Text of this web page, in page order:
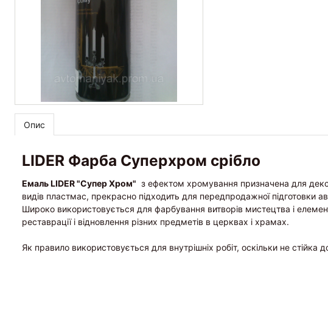
Опис
LIDER Фарба Суперхром срібло
Емаль LIDER "Супер Хром" з ефектом хромування призначена для
видів пластмас, прекрасно підходить для передпродажної підготовки
Широко використовується для фарбування витворів мистецтва і
реставрації і відновлення різних предметів в церквах і храмах.
Як правило використовується для внутрішніх робіт, оскільки не стійка